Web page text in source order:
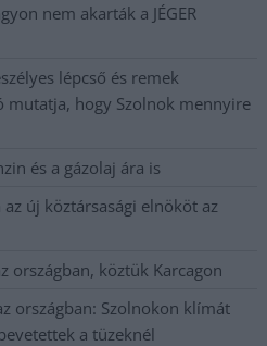
nem akarták a JÉGER
lépcső és remek
mutatja, hogy Szolnok mennyire
és a gázolaj ára is
új köztársasági elnököt az
országban, köztük Karcagon
országban: Szolnokon klímát
a tüzeknél